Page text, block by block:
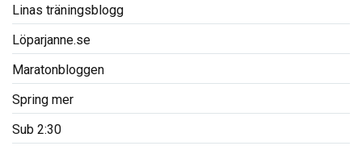
Linas träningsblogg
Löparjanne.se
Maratonbloggen
Spring mer
Sub 2:30